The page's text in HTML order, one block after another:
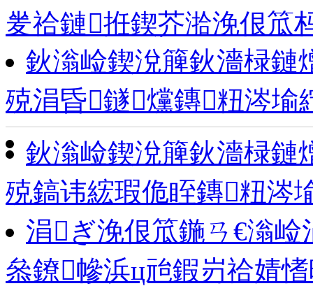
夎祫鏈拰鍥芥湁浼佷笟
鈥滃崄鍥涗簲鈥濇椂鏈
殑涓昏鐩爣鏄粈涔堬
鈥滃崄鍥涗簲鈥濇椂鏈
殑鎬讳綋瑕佹眰鏄粈涔
涓ぎ浼佷笟鍦ㄢ€滃
叅鐐幓浜ц兘鍜岃祫婧